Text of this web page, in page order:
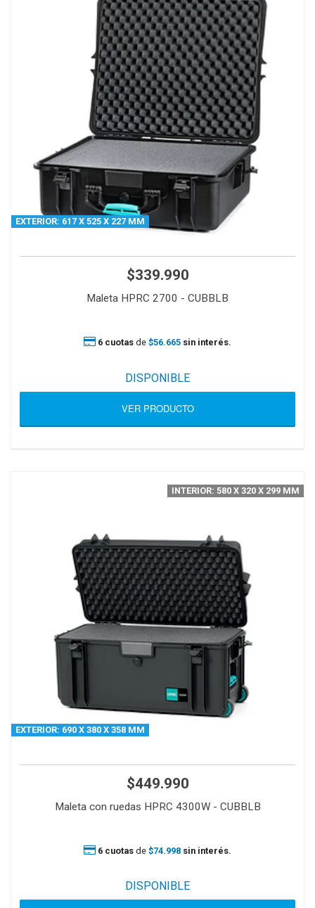
EXTERIOR: 617 X 525 X 227 MM
$339.990
Maleta HPRC 2700 - CUBBLB
6 cuotas de $56.665 sin interés.
DISPONIBLE
VER PRODUCTO
EXTERIOR: 690 X 380 X 358 MM
$449.990
Maleta con ruedas HPRC 4300W - CUBBLB
INTERIOR: 580 X 320 X 299 MM
6 cuotas de $74.998 sin interés.
DISPONIBLE